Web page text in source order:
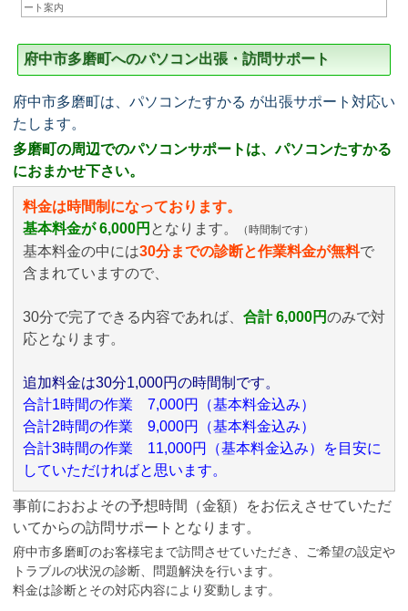
ート案内
府中市多磨町へのパソコン出張・訪問サポート
府中市多磨町は、パソコンたすかる が出張サポート対応い
たします。
多磨町の周辺でのパソコンサポートは、パソコンたすかる
におまかせ下さい。
料金は時間制になっております。
基本料金が 6,000円 となります。 （時間制です）
基本料金の中には30分までの診断と作業料金が無料で
含まれていますので、
30分で完了できる内容であれば、 合計 6,000円のみで対
応となります。
追加料金は30分1,000円の時間制です。
合計1時間の作業 7,000円（基本料金込み）
合計2時間の作業 9,000円（基本料金込み）
合計3時間の作業 11,000円（基本料金込み）を目安に
していただければと思います。
事前におおよその予想時間（金額）をお伝えさせていただ
いてからの訪問サポートとなります。
府中市多磨町のお客様宅まで訪問させていただき、ご希望の設定や
トラブルの状況の診断、問題解決を行います。
料金は診断とその対応内容により変動します。